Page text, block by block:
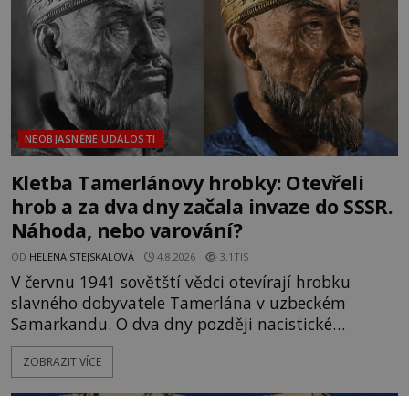
NEOBJASNĚNÉ UDÁLOSTI
Kletba Tamerlánovy hrobky: Otevřeli
hrob a za dva dny začala invaze do SSSR.
Náhoda, nebo varování?
OD HELENA STEJSKALOVÁ 4.8.2026 3.1TIS
V červnu 1941 sovětští vědci otevírají hrobku
slavného dobyvatele Tamerlána v uzbeckém
Samarkandu. O dva dny později nacistické
Německo zahajuje operaci Barbarossa a napadá
Sovětský svaz. Shoda dat je natolik zarážející, že se
ZOBRAZIT VÍCE